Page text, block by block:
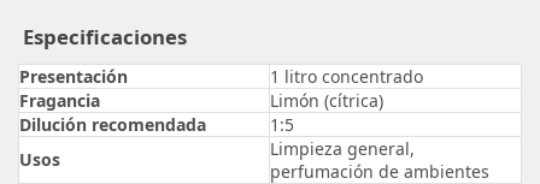
Especificaciones
Presentación
1 litro concentrado
Fragancia
Limón (cítrica)
Dilución recomendada
1:5
Usos
Limpieza general,
perfumación de ambientes